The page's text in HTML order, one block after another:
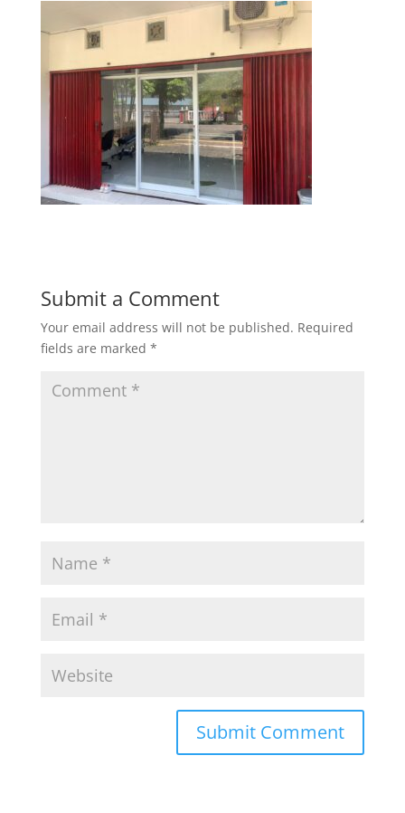
Submit a Comment
Your email address will not be published. Required
fields are marked *